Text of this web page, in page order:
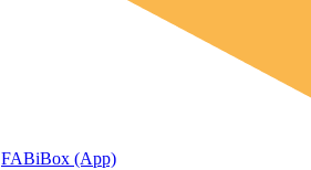
FABiBox (App)